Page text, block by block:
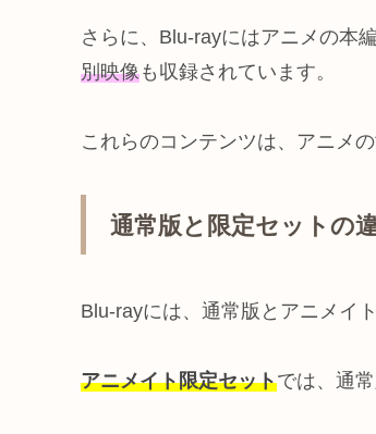
さらに、Blu-rayにはアニメの本
別映像も収録されています。
これらのコンテンツは、アニメ
通常版と限定セットの
Blu-rayには、通常版とアニメイ
アニメイト限定セットでは、通